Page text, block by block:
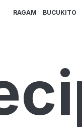
RAGAM BUCUKITO